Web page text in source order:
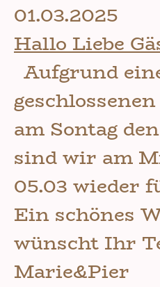
01.03.2025
Hallo Liebe
Aufgrund
am Sontag
sind wir am
05.03 wieder
Ein schönes
wünscht Ihr
Marie&Pier